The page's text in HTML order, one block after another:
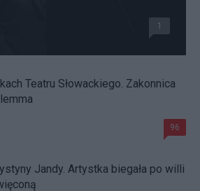
1
Teatru Słowackiego. Zakonnica
96
Jandy. Artystka biegała po willi